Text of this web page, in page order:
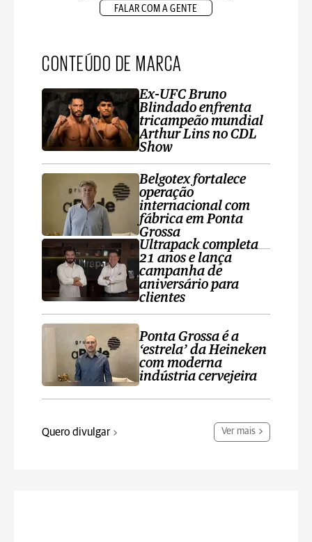
FALAR COM A GENTE
CONTEÚDO DE MARCA
Ex-UFC Bruno
Blindado enfrenta
tricampeão mundial
Arthur Lins no CDL
Show
Belgotex fortalece
operação
internacional com
fábrica em Ponta
Grossa
Ultrapack completa
21 anos e lança
campanha de
aniversário para
clientes
Ponta Grossa é a
‘estrela’ da Heineken
com moderna
indústria cervejeira
Quero divulgar Ver mais